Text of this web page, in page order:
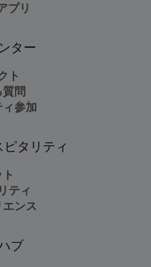
プリ
ター
ト
質問
参加
タリティ
ティ
エンス
ブ